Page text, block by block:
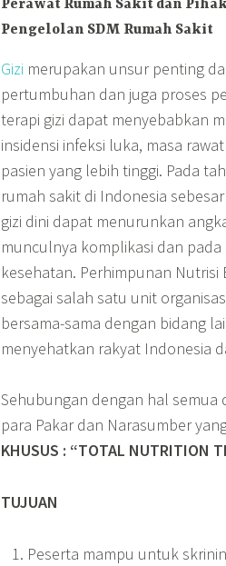
Perawat Rumah Sakit dan
Pengelolan SDM Rumah Sakit
Gizi merupakan unsur penting
pertumbuhan dan juga proses
terapi gizi dapat menyebabkan
insidensi infeksi luka, masa
pasien yang lebih tinggi. Pada
rumah sakit di Indonesia
gizi dini dapat menurunkan
munculnya komplikasi dan
kesehatan. Perhimpunan Nutrisi
sebagai salah satu unit
bersama-sama dengan bidang
menyehatkan rakyat Indonesia
Sehubungan dengan hal semua
para Pakar dan Narasumber
KHUSUS : “TOTAL NUTRITION
TUJUAN
Peserta mampu untuk